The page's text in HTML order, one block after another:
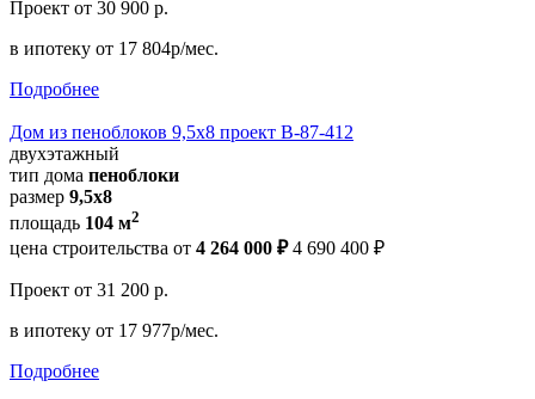
Проект от 30 900 р.
в ипотеку от 17 804р/мес.
Подробнее
Дом из пеноблоков 9,5х8 проект В-87-412
двухэтажный
тип дома пеноблоки
размер 9,5х8
площадь 104 м2
цена строительства от 4 264 000 ₽ 4 690 400 ₽
Проект от 31 200 р.
в ипотеку от 17 977р/мес.
Подробнее